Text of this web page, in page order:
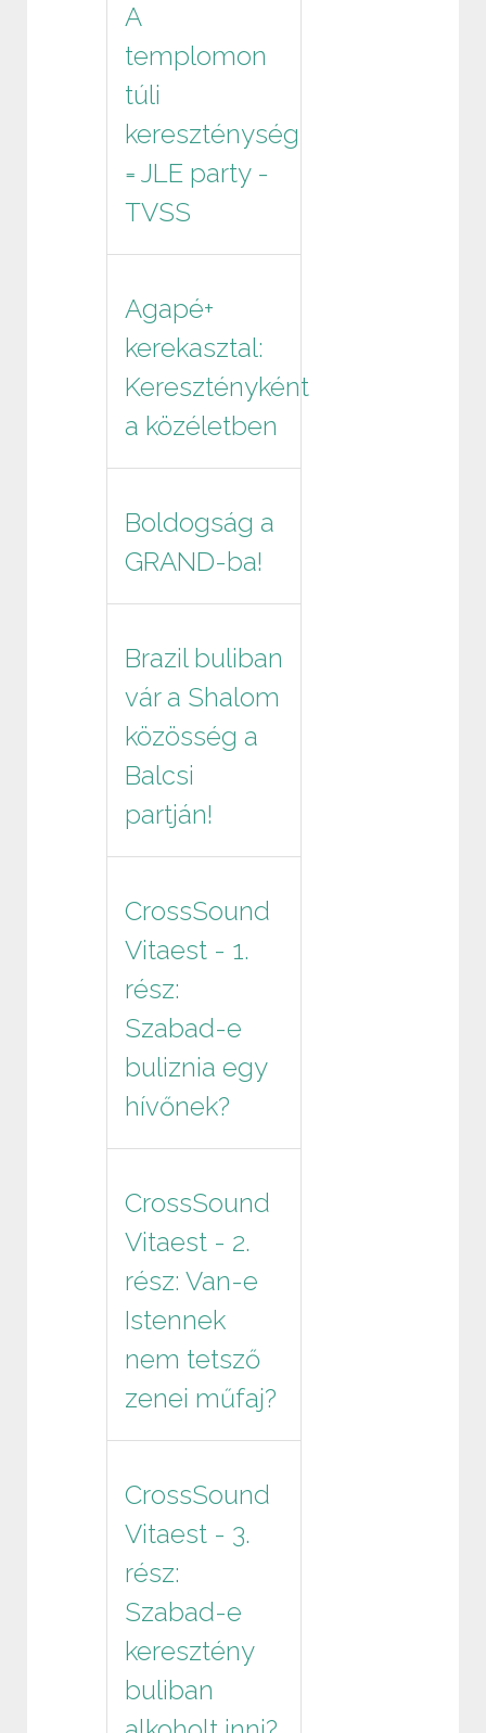
A
templomon
túli
kereszténység
= JLE party -
TVSS
Agapé+
kerekasztal:
Keresztényként
a közéletben
Boldogság a
GRAND-ba!
Brazil buliban
vár a Shalom
közösség a
Balcsi
partján!
CrossSound
Vitaest - 1.
rész:
Szabad-e
buliznia egy
hívőnek?
CrossSound
Vitaest - 2.
rész: Van-e
Istennek
nem tetsző
zenei műfaj?
CrossSound
Vitaest - 3.
rész:
Szabad-e
keresztény
buliban